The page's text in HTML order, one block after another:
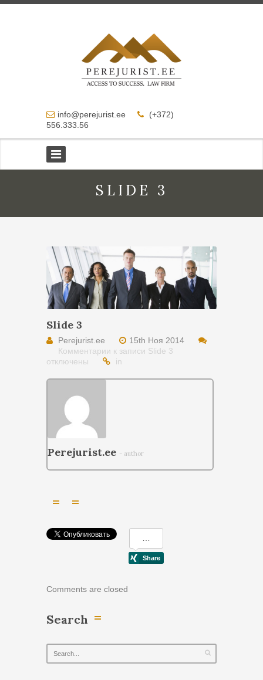
info@perejurist.ee
(+372)
556.333.56
SLIDE 3
Slide 3
Perejurist.ee
15th Ноя 2014
Комментарии к записи Slide 3
отключены
in
Perejurist.ee - author
Comments are closed
Search